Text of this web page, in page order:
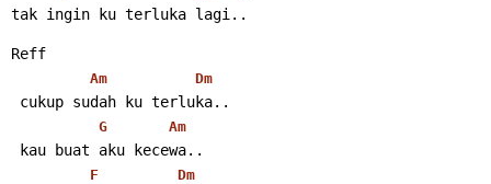
tak ingin ku terluka lagi..
Reff
Am Dm
cukup sudah ku terluka..
G Am
kau buat aku kecewa..
F Dm